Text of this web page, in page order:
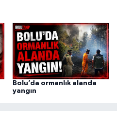
Bolu’da ormanlık alanda
yangın